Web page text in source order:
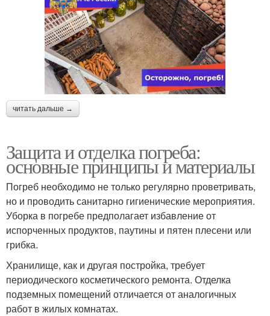
читать дальше →
Защита и отделка погреба:
основные принципы и материалы
Погреб необходимо не только регулярно проветривать,
но и проводить санитарно гигиенические мероприятия.
Уборка в погребе предполагает избавление от
испорченных продуктов, паутины и пятен плесени или
грибка.
Хранилище, как и другая постройка, требует
периодического косметического ремонта. Отделка
подземных помещений отличается от аналогичных
работ в жилых комнатах.